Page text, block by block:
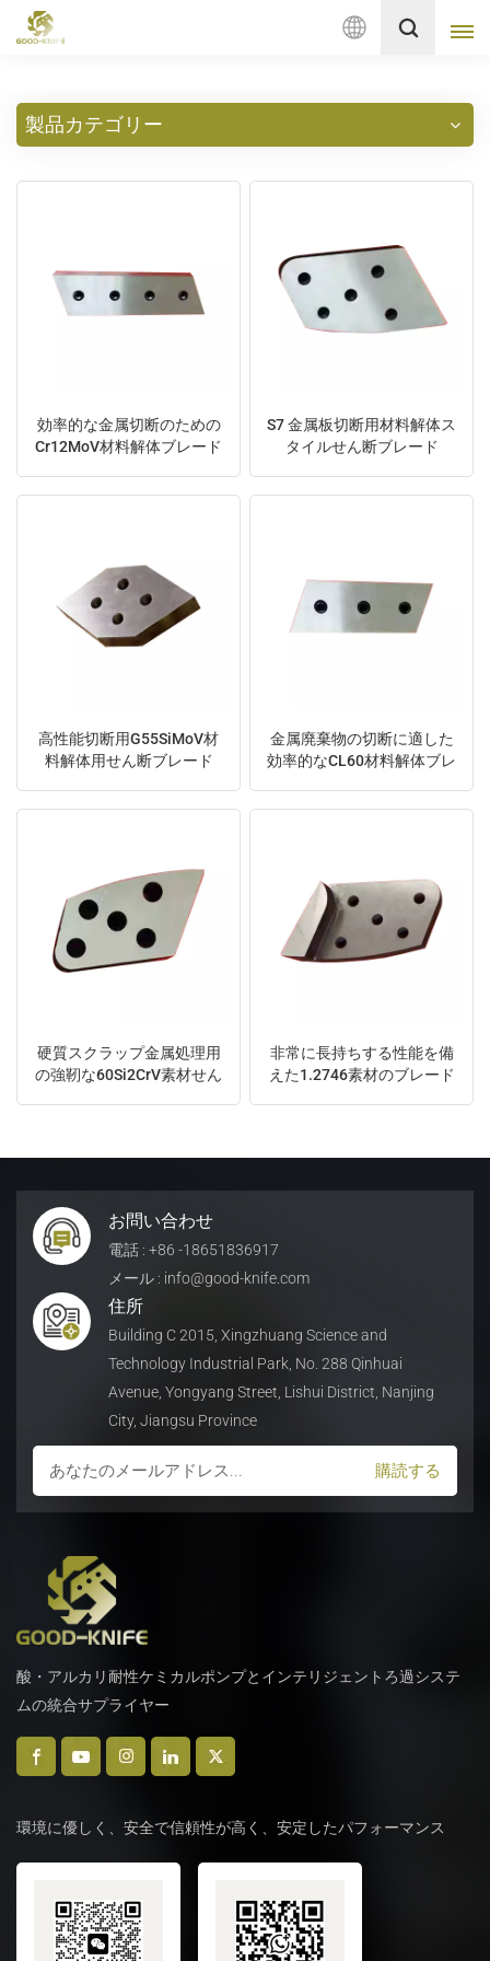
日
français
русский
Nederlands
العربية
Indonesia
製品カテゴリー
効率的な金属切断のための
Cr12MoV材料解体ブレード
S7 金属板切断用材料解体ス
タイルせん断ブレード
高性能切断用G55SiMoV材
料解体用せん断ブレード
金属廃棄物の切断に適した
効率的なCL60材料解体ブレ
硬質スクラップ金属処理用
の強靭な60Si2CrV素材せん
非常に長持ちする性能を備
えた1.2746素材のブレード
お問い合わせ
電話 : +86 -18651836917
メール : info@good-knife.com
住所
Building C 2015, Xingzhuang Science and
Technology Industrial Park, No. 288 Qinhuai
Avenue, Yongyang Street, Lishui District, Nanjing
City, Jiangsu Province
酸・アルカリ耐性ケミカルポンプとインテリジェントろ過システ
ムの統合サプライヤー
環境に優しく、安全で信頼性が高く、安定したパフォーマンス